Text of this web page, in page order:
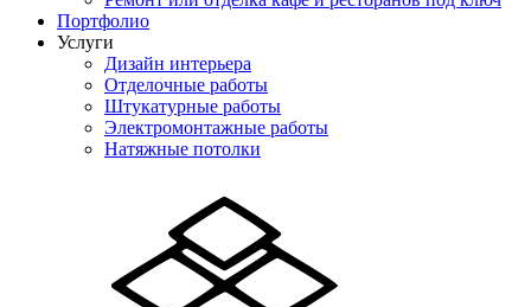
Портфолио
Услуги
Дизайн интерьера
Отделочные работы
Штукатурные работы
Электромонтажные работы
Натяжные потолки